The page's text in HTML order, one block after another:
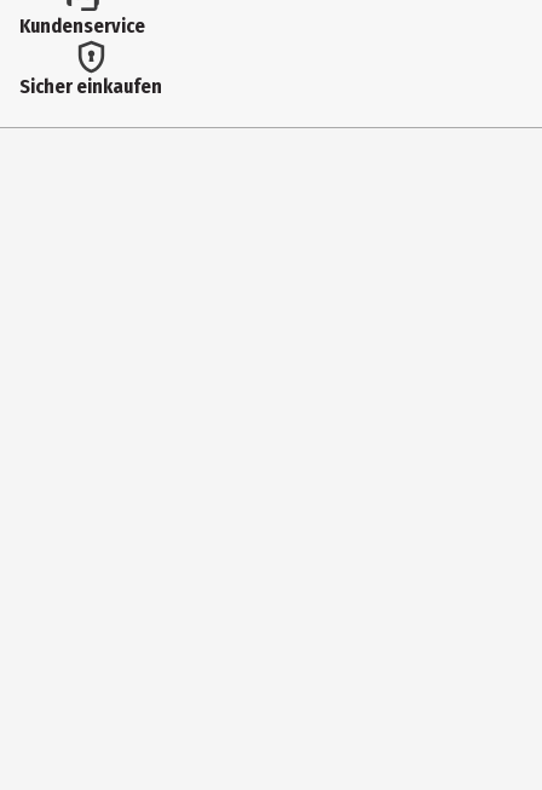
ONLINE Schreibgeräte GmbH
Herstelleradresse
Kundenservice
Sicher einkaufen